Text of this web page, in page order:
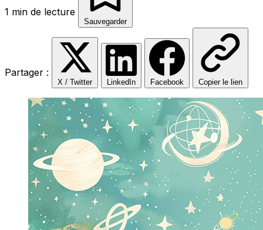
1 min de lecture
Sauvegarder
Partager :
X / Twitter LinkedIn Facebook Copier le lien